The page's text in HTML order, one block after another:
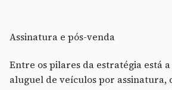
Assinatura e pós-venda
Entre os pilares da estratégia está
aluguel de veículos por assinatura,